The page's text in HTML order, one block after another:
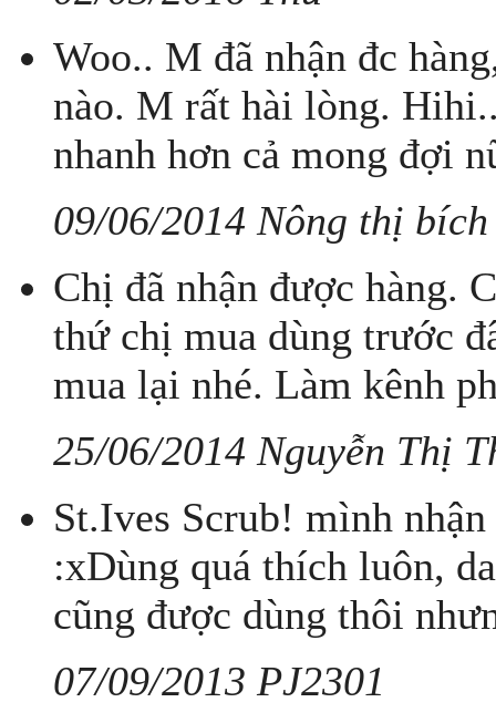
Woo.. M đã nhận đc
nào. M rất hài lòng.
nhanh hơn cả mong đợi
09/06/2014 Nông thị bích
Chị đã nhận được hàng.
thứ chị mua dùng trước
mua lại nhé. Làm kênh
25/06/2014 Nguyễn Thị
St.Ives Scrub! mình
:xDùng quá thích luôn,
cũng được dùng thôi
07/09/2013 PJ2301